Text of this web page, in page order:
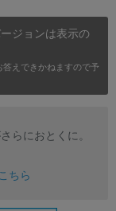
ジョンは表示の
えできかねますので予
らにおとくに。
ちら